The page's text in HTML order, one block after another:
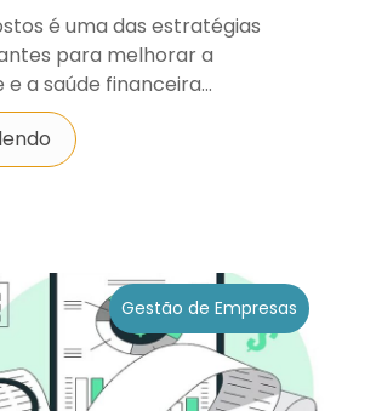
é uma das estratégias
para melhorar a
a saúde financeira...
Gestão de Empresas